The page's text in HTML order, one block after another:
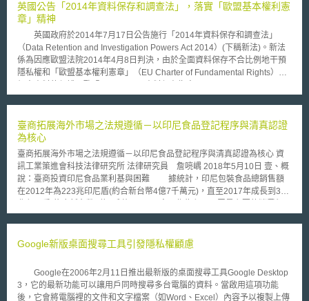
英國公告「2014年資料保存和調查法」，落實「歐盟基本權利憲
章」精神
英國政府於2014年7月17日公告施行「2014年資料保存和調查法」
（Data Retention and Investigation Powers Act 2014）(下稱新法)。新法
係為因應歐盟法院2014年4月8日判決，由於全面資料保存不合比例地干預
隱私權和「歐盟基本權利憲章」（EU Charter of Fundamental Rights）對
2006/24/EC)應予廢棄。該指令要求歐盟各國電話及網際網路公司搜集使用
多兩年。 新法規範重點摘要如下： 1.相關通訊資料保存： (1)通訊相關
資料保存權力受到管制保障： 新法除規範資料蒐集與保存制度，並規定英
國政府得要求國內外電話及網際網路業者搜集其客戶通訊資訊，最長可保存
12個月。 (2)於第二節補充前一節用語定義。 2.調查權： (1)新法授權政府
得基於國家安全和預防或偵查重大犯罪而監聽取得國內外通訊相關資訊。
(2)修正「2000年調查權規範」(Regulation of Investigatory Powers Act of
2000)第一編之域外規範。 (3)擴大「電信服務」定義，納入提供接取、促進
通訊監聽委員(the Interception of Communications Commissioner)每半年
新法落日條款之規範，2016年12月31日將失其效力。
臺商拓展海外市場之法規遵循－以印尼食品登記程序與清真認證
為核心
臺商拓展海外市場之法規遵循－以印尼食品登記程序與清真認證為核心 資
訊工業策進會科技法律研究所 法律研究員 詹喨嵎 2018年5月10日 壹、概
說：臺商投資印尼食品業利基與困難 據統計，印尼包裝食品總銷售額
在2012年為223兆印尼盾(約合新台幣4億7千萬元)，直至2017年成長到390
別，約占一般家庭收入的53%，而快速即食的加工食品更占家庭收入的11%
人口數之3%至4%，約700萬人上下，但仍是華人數量最多之非華語國家，
代化通路如量販店、超級市場及購物中心逐漸普及，部分我國餐飲連鎖品牌
如鼎泰豐、日出茶太，亦成功將具我國特色之餐點或飲品拓展至印尼市場，
增加印尼當地對於我國食品的認識與接受度 [4]。故印尼食品業對於我國廠
Google新版桌面搜尋工具引發隱私權顧慮
Google在2006年2月11日推出最新版的桌面搜尋工具Google Desktop
3，它的最新功能可以讓用戶同時搜尋多台電腦的資料。當啟用這項功能
後，它會將電腦裡的文件和文字檔案（如Word、Excel）內容予以複製上傳